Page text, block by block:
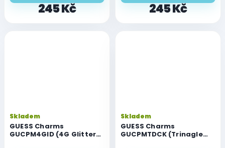
245 Kč 245 Kč
GUESS Charms
GUCPM4GID (4G Glitter
Skladem
GUESS Charms
GUCPMTDCK (Trinagle
Skladem